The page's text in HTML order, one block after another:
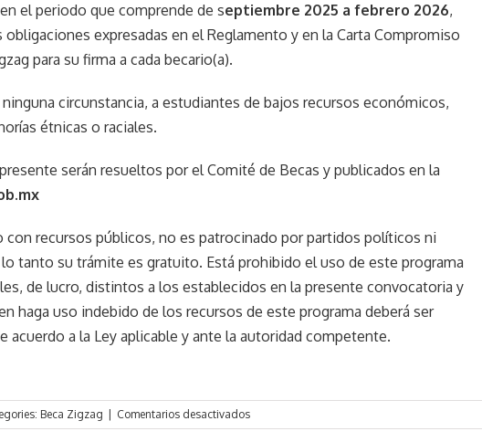
el periodo que comprende de septiembre 2025 a febrero 2026,
expresadas en el Reglamento y en la Carta Compromiso
para su firma a cada becario(a).
circunstancia, a estudiantes de bajos recursos económicos,
étnicas o raciales.
serán resueltos por el Comité de Becas y publicados en la
con recursos públicos, no es patrocinado por partidos políticos ni
tanto su trámite es gratuito. Está prohibido el uso de este programa
de lucro, distintos a los establecidos en la presente convocatoria y
haga uso indebido de los recursos de este programa deberá ser
acuerdo a la Ley aplicable y ante la autoridad competente.
Beca Zigzag Comentarios desactivadosen
Convocatoria